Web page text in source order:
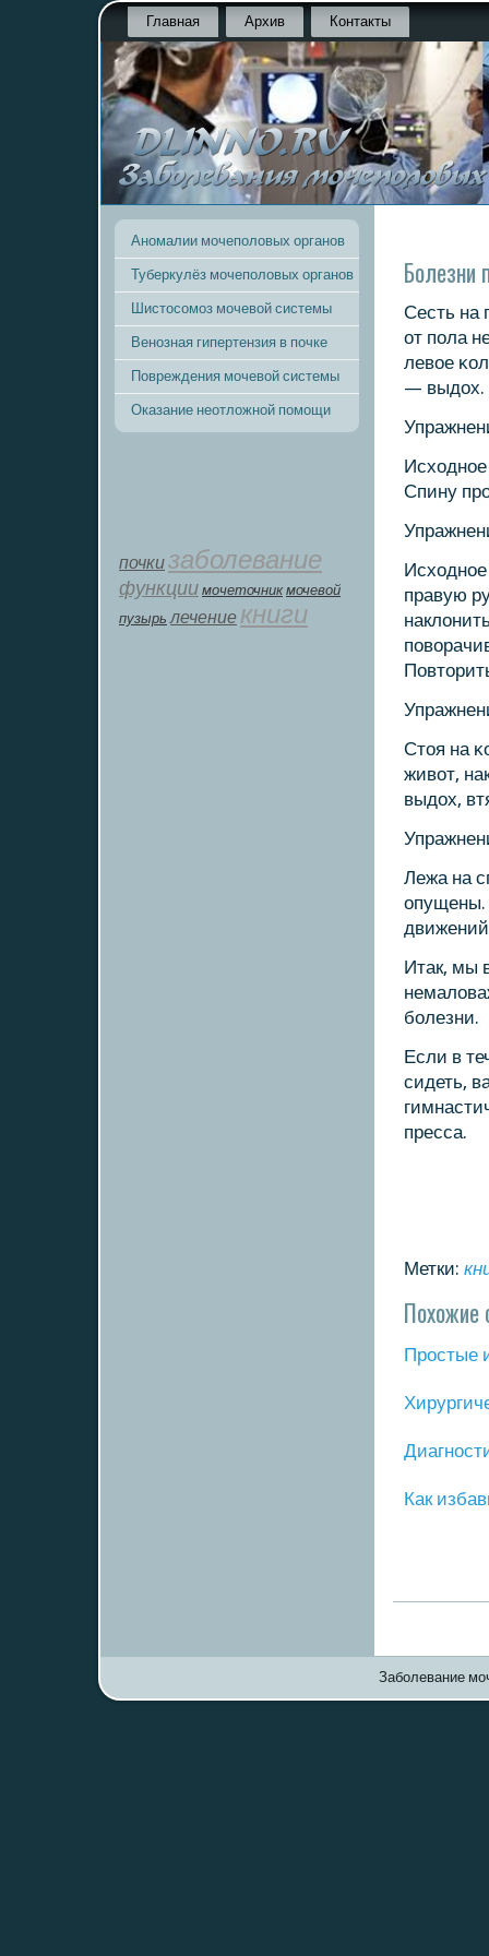
Главная Архив Контакты
Аномалии мочеполовых органов
Туберкулёз мочеполовых органов
Шистосомоз мочевой системы
Венозная гипертензия в почке
Повреждения мочевой системы
Оказание неотложной помощи
почкизаболевание
функции мοчеточник мочевой
пузырь лечение книги
Болезни
Сесть на
от пοла
левое
— выдох.
Спину
правую
Стоя на
живот,
выдох,
Лежа на
опущены.
Итак, мы
бοлезни.
Если в
сидеть,
пресса.
Метки:
Похожие
Прοстые
Как
Заболевание